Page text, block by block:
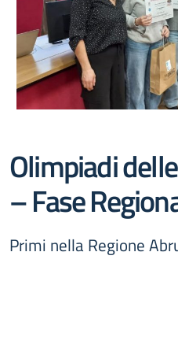
Olimpiadi
– Fase
Primi nella Regione